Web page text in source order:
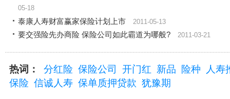
05-18
泰康人寿财富赢家保险计划上市
2011-05-13
要交强险先办商险 保险公司如此霸道为哪般? 2011-03-21
热词： 分红险 保险公司 开门红 新品 险种
人寿
保险 信诚人寿 保单质押贷款 犹豫期